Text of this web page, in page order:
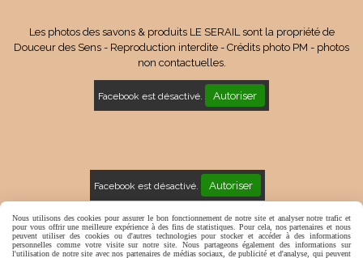
Les photos des savons & produits LE SERAIL sont la propriété de
Douceur des Sens - Reproduction interdite - Crédits photo PM - photos
non contactuelles.
Facebook est désactivé. Autoriser
Facebook est désactivé. Autoriser
Mentions Légales Conditions générales de vente
Politique de confidentialité Gestion cookies Mon Compte
Nous utilisons des cookies pour assurer le bon fonctionnement de notre site et analyser notre trafic et
pour vous offrir une meilleure expérience à des fins de statistiques. Pour cela, nos partenaires et nous
peuvent utiliser des cookies ou d'autres technologies pour stocker et accéder à des informations
personnelles comme votre visite sur notre site. Nous partageons également des informations sur
l'utilisation de notre site avec nos partenaires de médias sociaux, de publicité et d'analyse, qui peuvent